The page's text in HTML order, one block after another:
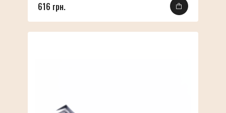
616 грн.